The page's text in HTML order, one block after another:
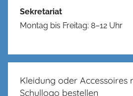
Sekretariat
Montag bis Freitag: 8–12 Uhr
Kleidung oder Accessoires
Schullogo bestellen